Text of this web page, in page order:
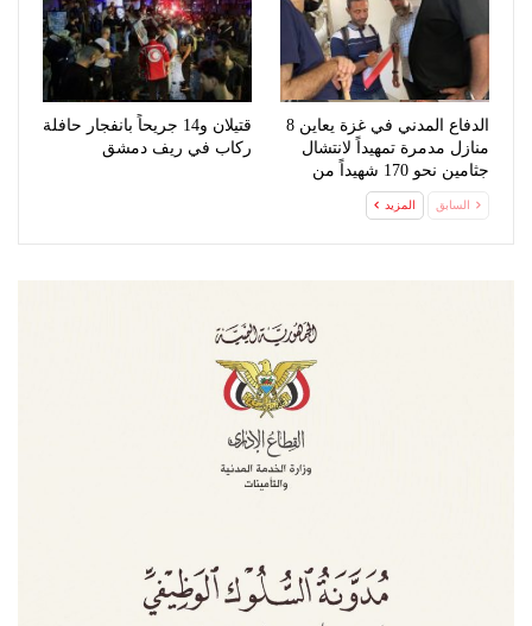
الدفاع المدني في غزة يعاين 8
منازل مدمرة تمهيداً لانتشال
جثامين نحو 170 شهيداً من
قتيلان و14 جريحاً بانفجار حافلة
ركاب في ريف دمشق
السابق المزيد